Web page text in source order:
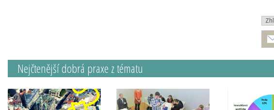
Nejčtenější dobrá praxe z tématu